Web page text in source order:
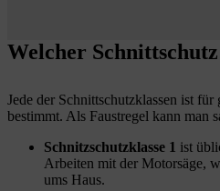
Welcher
Jede der Schnittschutzklassen ist
bestimmt. Als Faustregel kann man
Schnitzschutzklasse 1 ist
Arbeiten mit der Motorsäge,
ums Haus.